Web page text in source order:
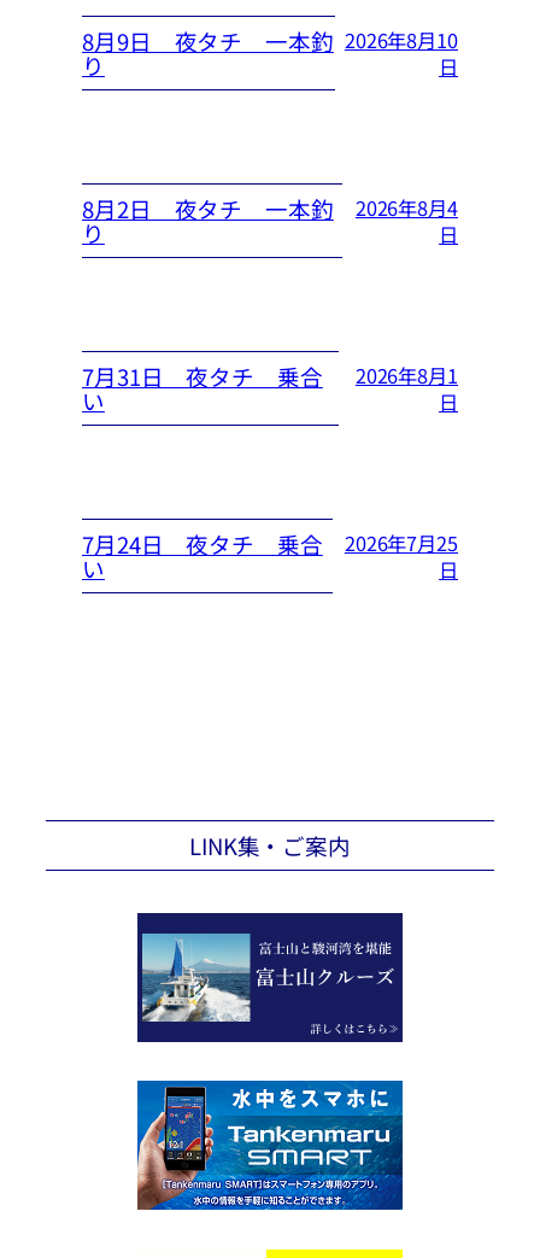
8月9日 夜タチ 一本釣
り
2026年8月10
日
8月2日 夜タチ 一本釣
り
2026年8月4
日
7月31日 夜タチ 乗合
い
2026年8月1
日
7月24日 夜タチ 乗合
い
2026年7月25
日
LINK集・ご案内